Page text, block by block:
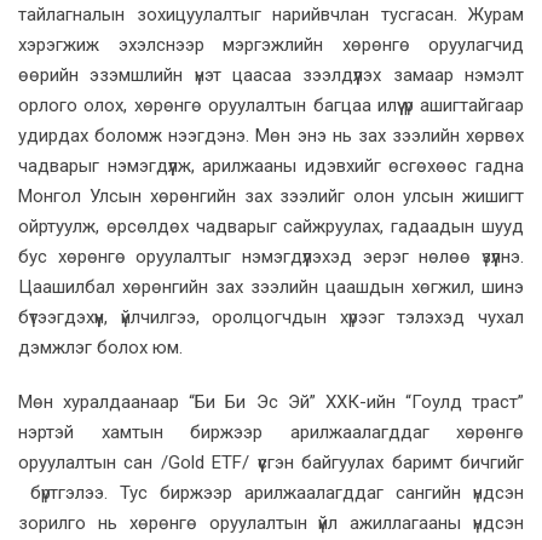
тайлагналын зохицуулалтыг нарийвчлан тусгасан. Журам
хэрэгжиж эхэлснээр мэргэжлийн хөрөнгө оруулагчид
өөрийн эзэмшлийн үнэт цаасаа зээлдүүлэх замаар нэмэлт
орлого олох, хөрөнгө оруулалтын багцаа илүү үр ашигтайгаар
удирдах боломж нээгдэнэ. Мөн энэ нь зах зээлийн хөрвөх
чадварыг нэмэгдүүлж, арилжааны идэвхийг өсгөхөөс гадна
Монгол Улсын хөрөнгийн зах зээлийг олон улсын жишигт
ойртуулж, өрсөлдөх чадварыг сайжруулах, гадаадын шууд
бус хөрөнгө оруулалтыг нэмэгдүүлэхэд эерэг нөлөө үзүүлнэ.
Цаашилбал хөрөнгийн зах зээлийн цаашдын хөгжил, шинэ
бүтээгдэхүүн, үйлчилгээ, оролцогчдын хүрээг тэлэхэд чухал
дэмжлэг болох юм.
Мөн хуралдаанаар “Би Би Эс Эй” ХХК-ийн “Гоулд траст”
нэртэй хамтын биржээр арилжаалагддаг хөрөнгө
оруулалтын сан /Gold ETF/ үүсгэн байгуулах баримт бичгийг
бүртгэлээ. Тус биржээр арилжаалагддаг сангийн үндсэн
зорилго нь хөрөнгө оруулалтын үйл ажиллагааны үндсэн